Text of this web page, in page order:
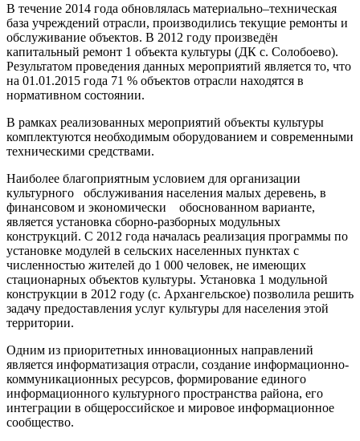
В течение 2014 года обновлялась материально–техническая
база учреждений отрасли, производились текущие ремонты и
обслуживание объектов. В 2012 году произведён
капитальный ремонт 1 объекта культуры (ДК с. Солобоево).
Результатом проведения данных мероприятий является то, что
на 01.01.2015 года 71 % объектов отрасли находятся в
нормативном состоянии.
В рамках реализованных мероприятий объекты культуры
комплектуются необходимым оборудованием и современными
техническими средствами.
Наиболее благоприятным условием для организации
культурного обслуживания населения малых деревень, в
финансовом и экономически обоснованном варианте,
является установка сборно-разборных модульных
конструкций. С 2012 года началась реализация программы по
установке модулей в сельских населенных пунктах с
численностью жителей до 1 000 человек, не имеющих
стационарных объектов культуры. Установка 1 модульной
конструкции в 2012 году (с. Архангельское) позволила решить
задачу предоставления услуг культуры для населения этой
территории.
Одним из приоритетных инновационных направлений
является информатизация отрасли, создание информационно-
коммуникационных ресурсов, формирование единого
информационного культурного пространства района, его
интеграции в общероссийское и мировое информационное
сообщество.